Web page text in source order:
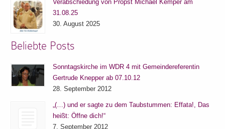
Verabschiedung von Propst Michael Kemper am
31.08.25
30. August 2025
Beliebte Posts
Sonntagskirche im WDR 4 mit Gemeindereferentin
Gertrude Knepper ab 07.10.12
28. September 2012
„(…) und er sagte zu dem Taubstummen: Effata!, Das
heißt: Öffne dich!“
7. September 2012